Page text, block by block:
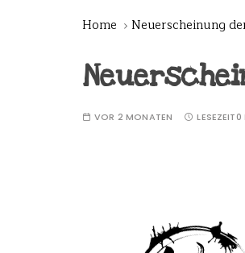
Home Neuerscheinung
VOR 2 MONATEN LESEZEIT0